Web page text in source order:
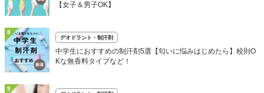
【女子＆男子OK】
8
デオドラント・制汗剤
中学生におすすめの制汗剤5選【匂いに悩みはじめたら】校則O
Kな無香料タイプなど！
9